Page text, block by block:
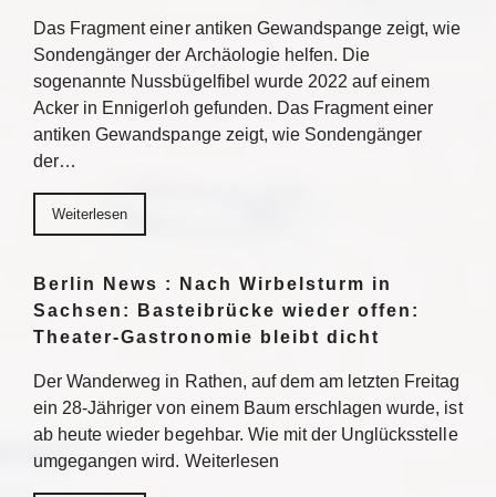
Das Fragment einer antiken Gewandspange zeigt, wie
Sondengänger der Archäologie helfen. Die
sogenannte Nussbügelfibel wurde 2022 auf einem
Acker in Ennigerloh gefunden. Das Fragment einer
antiken Gewandspange zeigt, wie Sondengänger
der…
Weiterlesen
Berlin News : Nach Wirbelsturm in
Sachsen: Basteibrücke wieder offen:
Theater-Gastronomie bleibt dicht
Der Wanderweg in Rathen, auf dem am letzten Freitag
ein 28-Jähriger von einem Baum erschlagen wurde, ist
ab heute wieder begehbar. Wie mit der Unglücksstelle
umgegangen wird. Weiterlesen